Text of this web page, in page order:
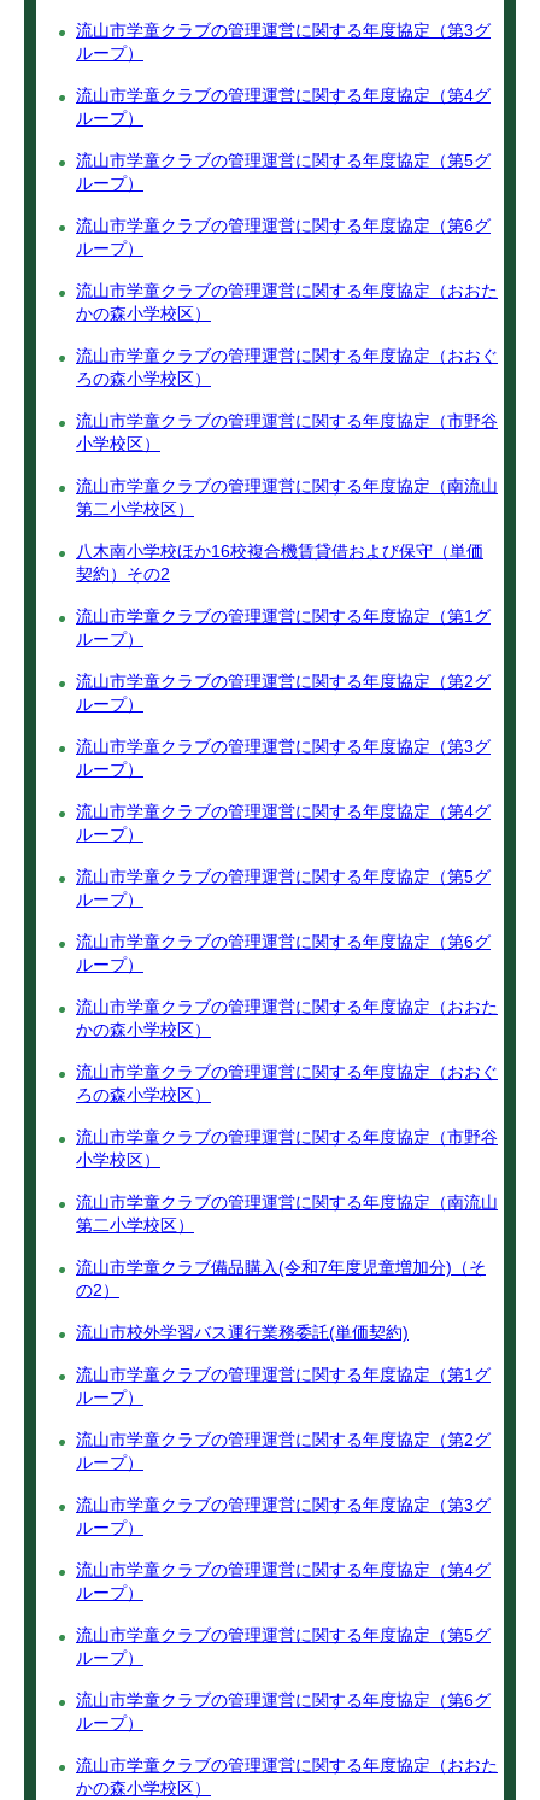
流山市学童クラブの管理運営に関する年度協定（第3グ
ループ）
流山市学童クラブの管理運営に関する年度協定（第4グ
ループ）
流山市学童クラブの管理運営に関する年度協定（第5グ
ループ）
流山市学童クラブの管理運営に関する年度協定（第6グ
ループ）
流山市学童クラブの管理運営に関する年度協定（おおた
かの森小学校区）
流山市学童クラブの管理運営に関する年度協定（おおぐ
ろの森小学校区）
流山市学童クラブの管理運営に関する年度協定（市野谷
小学校区）
流山市学童クラブの管理運営に関する年度協定（南流山
第二小学校区）
八木南小学校ほか16校複合機賃貸借および保守（単価
契約）その2
流山市学童クラブの管理運営に関する年度協定（第1グ
ループ）
流山市学童クラブの管理運営に関する年度協定（第2グ
ループ）
流山市学童クラブの管理運営に関する年度協定（第3グ
ループ）
流山市学童クラブの管理運営に関する年度協定（第4グ
ループ）
流山市学童クラブの管理運営に関する年度協定（第5グ
ループ）
流山市学童クラブの管理運営に関する年度協定（第6グ
ループ）
流山市学童クラブの管理運営に関する年度協定（おおた
かの森小学校区）
流山市学童クラブの管理運営に関する年度協定（おおぐ
ろの森小学校区）
流山市学童クラブの管理運営に関する年度協定（市野谷
小学校区）
流山市学童クラブの管理運営に関する年度協定（南流山
第二小学校区）
流山市学童クラブ備品購入(令和7年度児童増加分)（そ
の2）
流山市校外学習バス運行業務委託(単価契約)
流山市学童クラブの管理運営に関する年度協定（第1グ
ループ）
流山市学童クラブの管理運営に関する年度協定（第2グ
ループ）
流山市学童クラブの管理運営に関する年度協定（第3グ
ループ）
流山市学童クラブの管理運営に関する年度協定（第4グ
ループ）
流山市学童クラブの管理運営に関する年度協定（第5グ
ループ）
流山市学童クラブの管理運営に関する年度協定（第6グ
ループ）
流山市学童クラブの管理運営に関する年度協定（おおた
かの森小学校区）